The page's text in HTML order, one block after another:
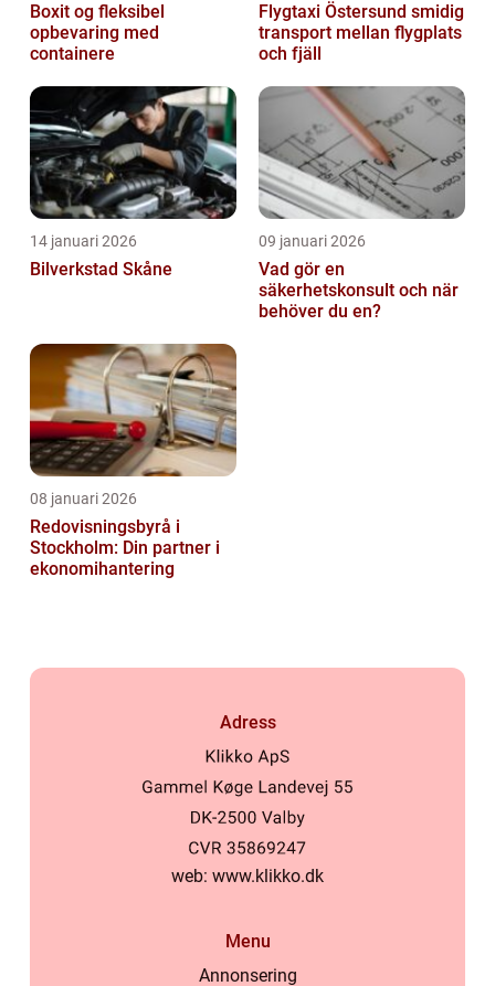
Boxit og fleksibel
opbevaring med
containere
Flygtaxi Östersund smidig
transport mellan flygplats
och fjäll
14 januari 2026
Bilverkstad Skåne
09 januari 2026
Vad gör en
säkerhetskonsult och när
behöver du en?
08 januari 2026
Redovisningsbyrå i
Stockholm: Din partner i
ekonomihantering
Adress
web: www.klikko.dk
Menu
Annonsering